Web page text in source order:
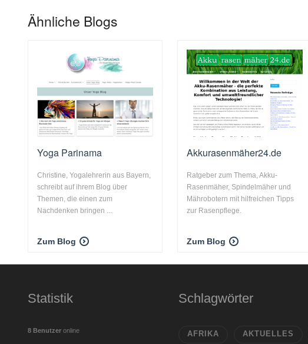
Ähnliche Blogs
Yoga Parinama
Christine, Yogalehrerin aus Bayern,
schreibt auf ihrem Blog über
Themen, die einen zum
Nachdenken bringen ...
Zum Blog
Akkurasenmäher24.de
Ratgeber zum Thema, Akku-
Rasenmäher, Spindelmäher und
Mährobotern mit hilfreichen Tipps
zur Rasenpflege.
Zum Blog
Statistik
8 Benutzer online
Schlagwörter
AFRIKA AKTUELLES